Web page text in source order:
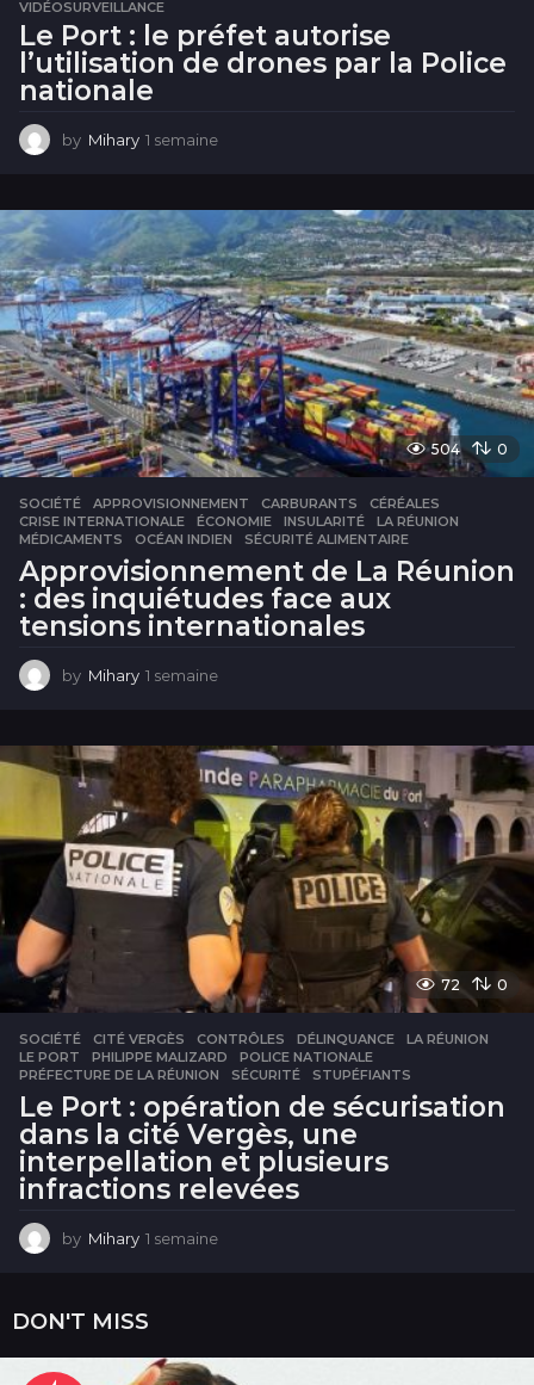
VIDÉOSURVEILLANCE
Le Port : le préfet autorise
l’utilisation de drones par la Police
nationale
by Mihary 1 semaine
m
a
i
n
e
504 0
SOCIÉTÉ APPROVISIONNEMENT ,CARBURANTS ,CÉRÉALES
CRISE INTERNATIONALE
,ÉCONOMIE ,INSULARITÉ ,LA RÉUNION
MÉDICAMENTS
,OCÉAN INDIEN ,SÉCURITÉ ALIMENTAIRE
Approvisionnement de La Réunion
: des inquiétudes face aux
tensions internationales
by Mihary 1 semaine
m
a
i
n
e
72 0
SOCIÉTÉ CITÉ VERGÈS ,CONTRÔLES ,DÉLINQUANCE ,LA RÉUNION
LE PORT
,PHILIPPE MALIZARD ,POLICE NATIONALE
PRÉFECTURE DE LA RÉUNION
,SÉCURITÉ ,STUPÉFIANTS
Le Port : opération de sécurisation
dans la cité Vergès, une
interpellation et plusieurs
infractions relevées
by Mihary 1 semaine
n
DON'T MISS